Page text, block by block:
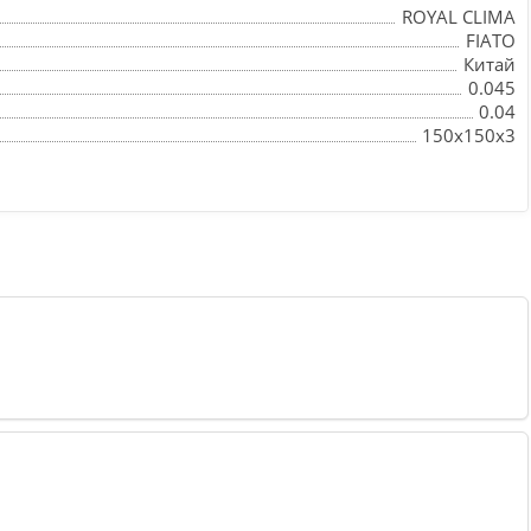
ROYAL CLIMA
FIATO
Китай
0.045
0.04
150x150x3